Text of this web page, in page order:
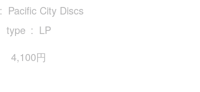
Pacific City Discs
type
LP
4,100円